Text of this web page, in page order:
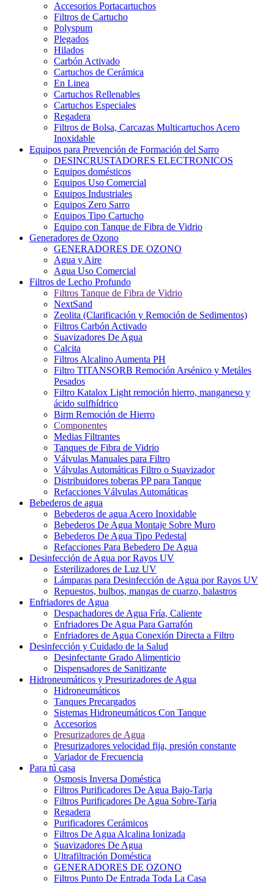
Accesorios Portacartuchos
Filtros de Cartucho
Polyspum
Plegados
Hilados
Carbón Activado
Cartuchos de Cerámica
En Linea
Cartuchos Rellenables
Cartuchos Especiales
Regadera
Filtros de Bolsa, Carcazas Multicartuchos Acero
Inoxidable
Equipos para Prevención de Formación del Sarro
DESINCRUSTADORES ELECTRONICOS
Equipos domésticos
Equipos Uso Comercial
Equipos Industriales
Equipos Zero Sarro
Equipos Tipo Cartucho
Equipo con Tanque de Fibra de Vidrio
Generadores de Ozono
GENERADORES DE OZONO
Agua y Aire
Agua Uso Comercial
Filtros de Lecho Profundo
Filtros Tanque de Fibra de Vidrio
NextSand
Zeolita (Clarificación y Remoción de Sedimentos)
Filtros Carbón Activado
Suavizadores De Agua
Calcita
Filtros Alcalino Aumenta PH
Filtro TITANSORB Remoción Arsénico y Metáles
Pesados
Filtro Katalox Light remoción hierro, manganeso y
ácido sulfhídrico
Birm Remoción de Hierro
Componentes
Medias Filtrantes
Tanques de Fibra de Vidrio
Válvulas Manuales para Filtro
Válvulas Automáticas Filtro o Suavizador
Distribuidores toberas PP para Tanque
Refacciones Válvulas Automáticas
Bebederos de agua
Bebederos de agua Acero Inoxidable
Bebederos De Agua Montaje Sobre Muro
Bebederos De Agua Tipo Pedestal
Refacciones Para Bebedero De Agua
Desinfección de Agua por Rayos UV
Esterilizadores de Luz UV
Lámparas para Desinfección de Agua por Rayos UV
Repuestos, bulbos, mangas de cuarzo, balastros
Enfriadores de Agua
Despachadores de Agua Fría, Caliente
Enfriadores De Agua Para Garrafón
Enfriadores de Agua Conexión Directa a Filtro
Desinfección y Cuidado de la Salud
Desinfectante Grado Alimenticio
Dispensadores de Sanitizante
Hidroneumáticos y Presurizadores de Agua
Hidroneumáticos
Tanques Precargados
Sistemas Hidroneumáticos Con Tanque
Accesorios
Presurizadores de Agua
Presurizadores velocidad fija, presión constante
Variador de Frecuencia
Para tú casa
Osmosis Inversa Doméstica
Filtros Purificadores De Agua Bajo-Tarja
Filtros Purificadores De Agua Sobre-Tarja
Regadera
Purificadores Cerámicos
Filtros De Agua Alcalina Ionizada
Suavizadores De Agua
Ultrafiltración Doméstica
GENERADORES DE OZONO
Filtros Punto De Entrada Toda La Casa